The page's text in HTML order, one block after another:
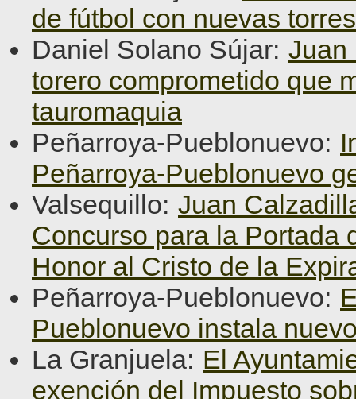
de fútbol con nuevas
Daniel Solano Sújar: Juan
torero comprometido que
tauromaquia
Peñarroya-Pueblonuevo:
Peñarroya-Pueblonuevo
Valsequillo: Juan
Concurso para la Portada
Honor al Cristo de la
Peñarroya-Pueblonuevo:
Pueblonuevo instala
La Granjuela: El
exención del Impuesto